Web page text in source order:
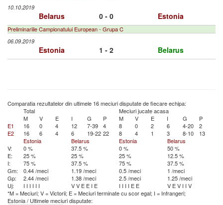
10.10.2019
Belarus 0 - 0 Estonia
Preliminariile Campionatului European - Grupa C
06.09.2019
Estonia 1 - 2 Belarus
Comparatia rezultatelor din ultimele 16 meciuri disputate de fiecare echipa:
Total
Meciuri jucate acasa
M
V E I G P M V E I G
P
E1
16 0 4 12 7-39 4 8 0 2 6 4-20
2
E2
16 6 4 6 19-22 22 8 4 1 3 8-10
13
Estonia
Belarus Estonia
Belarus
V:
0 % 37.5 % 0 %
50 %
E:
25 % 25 % 25 %
12.5 %
I:
75 % 37.5 % 75 %
37.5 %
Gm:
0.44 /meci 1.19 /meci 0.5 /meci
1 /meci
Gp:
2.44 /meci 1.38 /meci 2.5 /meci
1.25 /meci
Uj:
I I I I I I VV E E I E I I I I E E V EV I I V
*M = Meciuri; V = Victorii; E = Meciuri terminate cu scor egal; I = Infrangeri;
Estonia/ Ultimele meciuri disputate: